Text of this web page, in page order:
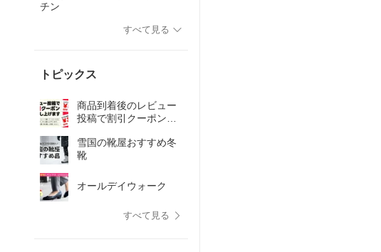
チン
すべて見る
トピックス
商品到着後のレビュー
投稿で割引クーポン差
雪国の靴屋おすすめ冬
靴
オールデイウォーク
すべて見る